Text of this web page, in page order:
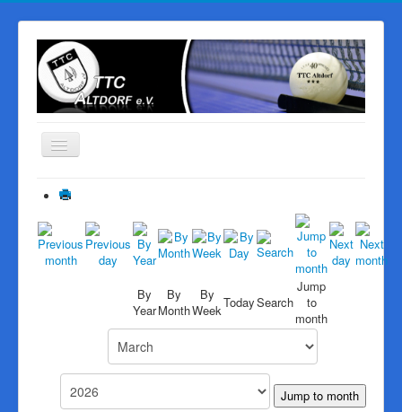
Navigation
an/aus
Start
Der Verein
Mannschaften
Galerie
Downloads
By
Year
By
Month
By
WeekTodaySearch
Jump
to
month
Jump to month